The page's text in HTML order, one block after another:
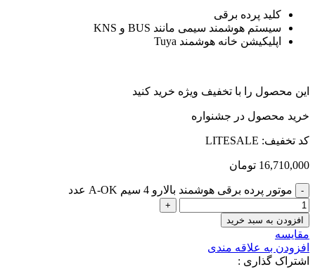
کلید پرده برقی
سیستم هوشمند سیمی مانند BUS و KNS
اپلیکیشن خانه هوشمند Tuya
این محصول را با تخفیف ویژه خرید کنید
خرید محصول در جشنواره
کد تخفیف: LITESALE
16,710,000 تومان
موتور پرده برقی هوشمند بالارو 4 سیم A-OK عدد
افزودن به سبد خرید
مقایسه
افزودن به علاقه مندی
اشتراک گذاری :